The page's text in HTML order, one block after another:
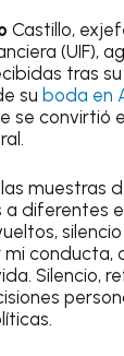
Castillo,
(UIF),
tras
suboda en
se convirtió
muestras
a diferentes
conducta,
Silencio,